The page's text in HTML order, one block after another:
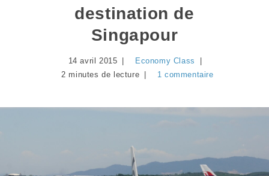
destination de
Singapour
14 avril 2015
Economy Class
2 minutes de lecture
1 commentaire